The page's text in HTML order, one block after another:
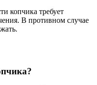
копчика требует
В противном случае